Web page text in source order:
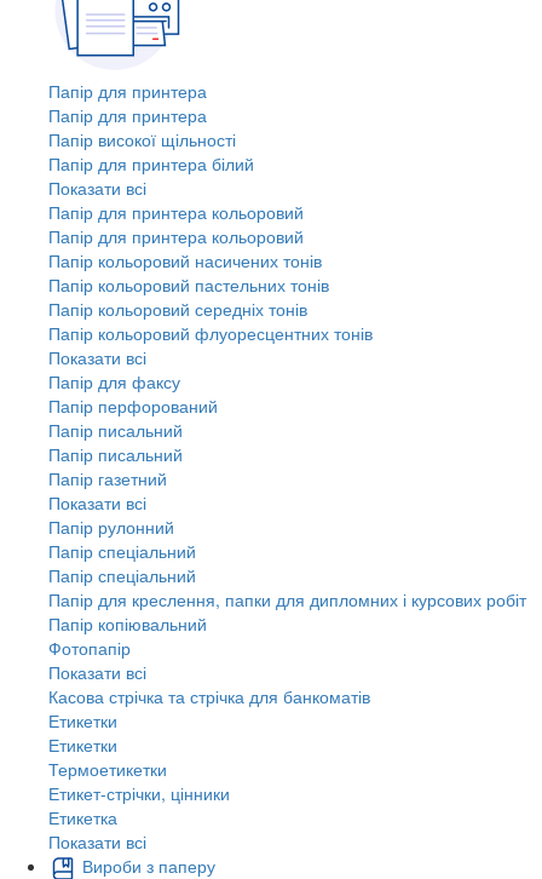
Папір для принтера
Папір для принтера
Папір високої щільності
Папір для принтера білий
Показати всі
Папір для принтера кольоровий
Папір для принтера кольоровий
Папір кольоровий насичених тонів
Папір кольоровий пастельних тонів
Папір кольоровий середніх тонів
Папір кольоровий флуоресцентних тонів
Показати всі
Папір для факсу
Папір перфорований
Папір писальний
Папір писальний
Папір газетний
Показати всі
Папір рулонний
Папір спеціальний
Папір спеціальний
Папір для креслення, папки для дипломних і курсових робіт
Папір копіювальний
Фотопапір
Показати всі
Касова стрічка та стрічка для банкоматів
Етикетки
Етикетки
Термоетикетки
Етикет-стрічки, цінники
Етикетка
Показати всі
Вироби з паперу